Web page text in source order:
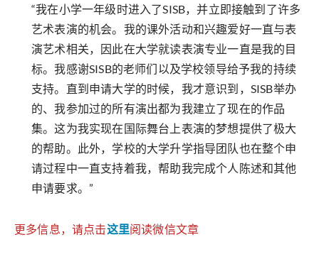
“我在小学一年级时进入了SISB，并立即接触到了许多
艺术表演的机会。我的课外活动和兴趣爱好一直与表
演艺术相关，因此在大学就读表演专业一直是我的目
标。我感谢SISB的老师们以及学校领导给予我的持续
支持。直到申请大学的时候，我才意识到，SISB举办
的、我参加过的所有演出都为我建立了现在的作品
集。这为我实现在国际舞台上表演的梦想提供了极大
的帮助。此外，学校的大学升学指导团队也在整个申
请过程中一直支持着我，帮助我完成个人陈述和其他
申请要求。”
更多信息，请点击这里阅读微信文章